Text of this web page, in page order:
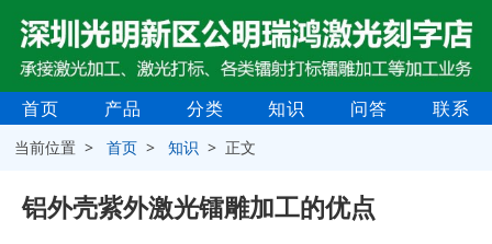
首页 产品 分类 知识 问答 联系
当前位置 >首页 >知识 > 正文
铝外壳紫外激光镭雕加工的优点